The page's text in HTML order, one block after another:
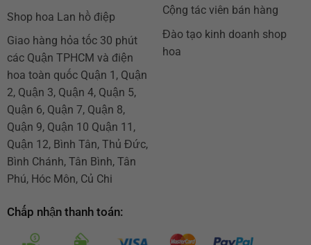
Shop hoa Lan hồ điệp
Giao hàng hỏa tốc 30 phút
các Quận TPHCM và điện
hoa toàn quốc Quận 1, Quận
2, Quận 3, Quận 4, Quận 5,
Quận 6, Quận 7, Quận 8,
Quận 9, Quận 10 Quận 11,
Quận 12, Bình Tân, Thủ Đức,
Bình Chánh, Tân Bình, Tân
Phú, Hóc Môn, Củ Chi
Cộng tác viên bán hàng
Đào tạo kinh doanh shop
hoa
Chấp nhận thanh toán: